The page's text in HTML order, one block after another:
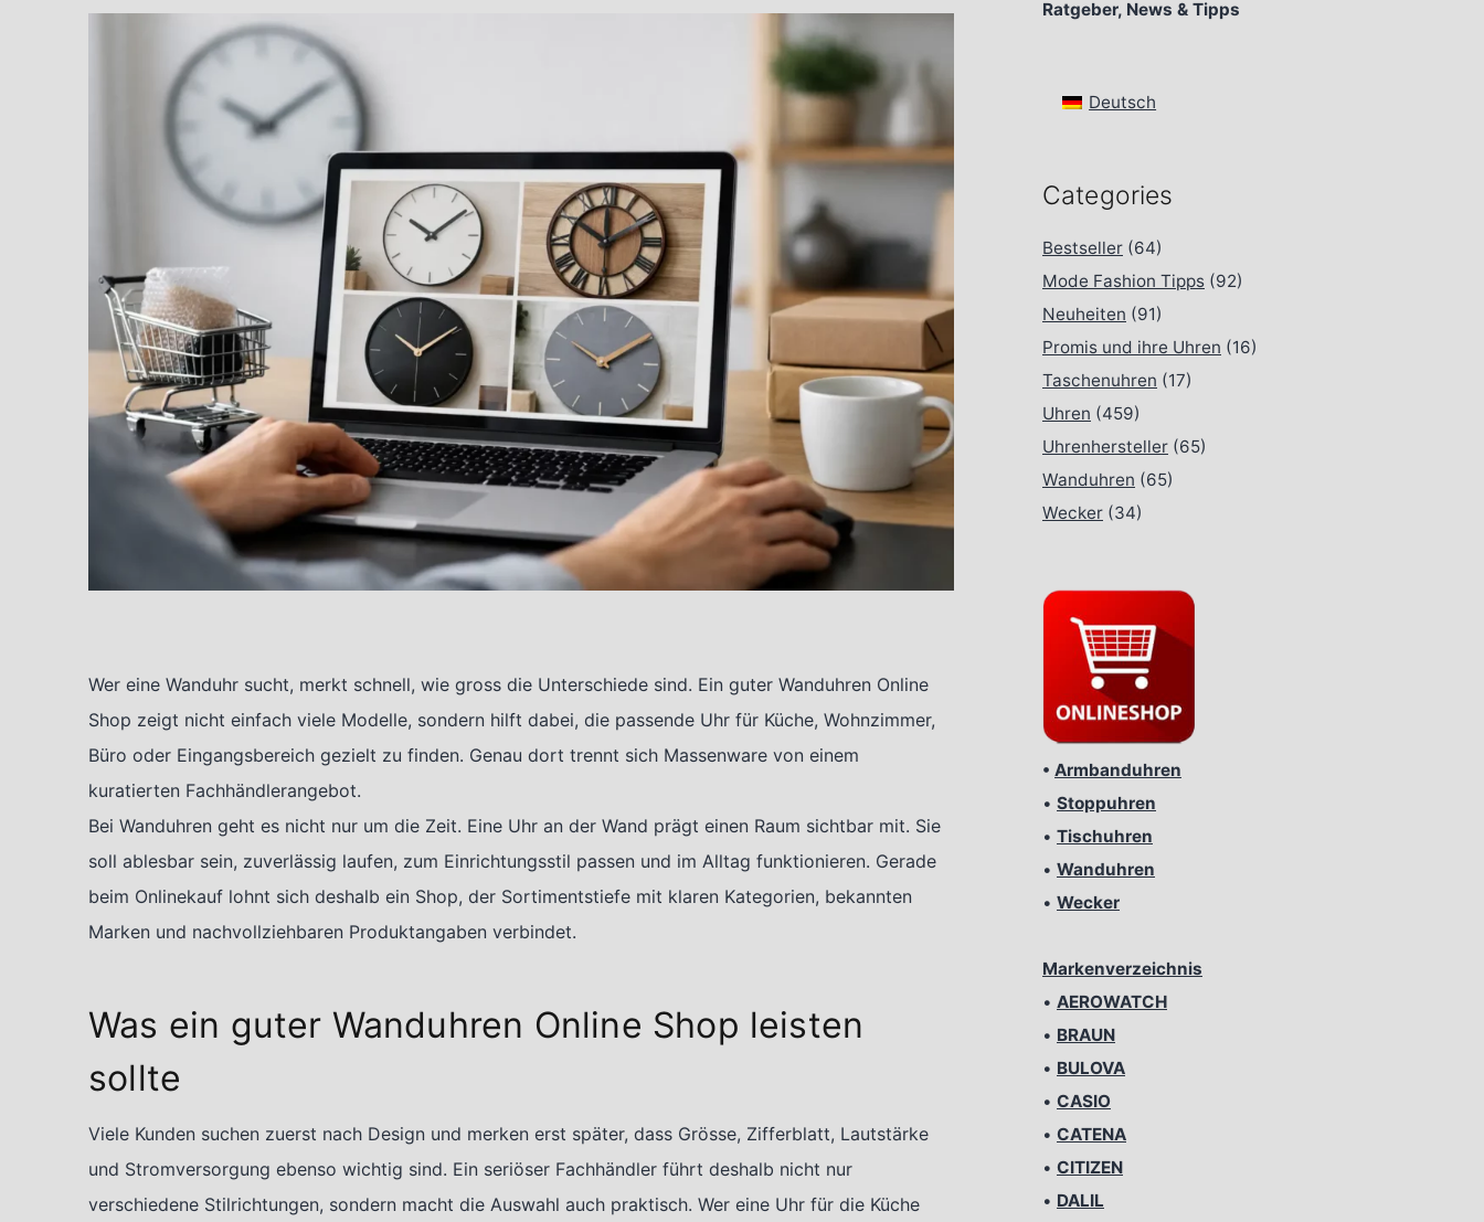
Wer eine Wanduhr sucht, merkt schnell, wie gross die Unterschiede sind. Ein guter Wanduhren Online
Shop zeigt nicht einfach viele Modelle, sondern hilft dabei, die passende Uhr für Küche, Wohnzimmer,
Büro oder Eingangsbereich gezielt zu finden. Genau dort trennt sich Massenware von einem
kuratierten Fachhändlerangebot.
Bei Wanduhren geht es nicht nur um die Zeit. Eine Uhr an der Wand prägt einen Raum sichtbar mit. Sie
soll ablesbar sein, zuverlässig laufen, zum Einrichtungsstil passen und im Alltag funktionieren. Gerade
beim Onlinekauf lohnt sich deshalb ein Shop, der Sortimentstiefe mit klaren Kategorien, bekannten
Marken und nachvollziehbaren Produktangaben verbindet.
Was ein guter Wanduhren Online Shop leisten
sollte
Viele Kunden suchen zuerst nach Design und merken erst später, dass Grösse, Zifferblatt, Lautstärke
und Stromversorgung ebenso wichtig sind. Ein seriöser Fachhändler führt deshalb nicht nur
verschiedene Stilrichtungen, sondern macht die Auswahl auch praktisch. Wer eine Uhr für die Küche
Ratgeber, News & Tipps
Deutsch
Categories
Bestseller (64)
Mode Fashion Tipps (92)
Neuheiten (91)
Promis und ihre Uhren (16)
Taschenuhren (17)
Uhren (459)
Uhrenhersteller (65)
Wanduhren (65)
Wecker (34)
• Armbanduhren
• Stoppuhren
• Tischuhren
• Wanduhren
• Wecker
Markenverzeichnis
• AEROWATCH
• BRAUN
• BULOVA
• CASIO
• CATENA
• CITIZEN
• DALIL